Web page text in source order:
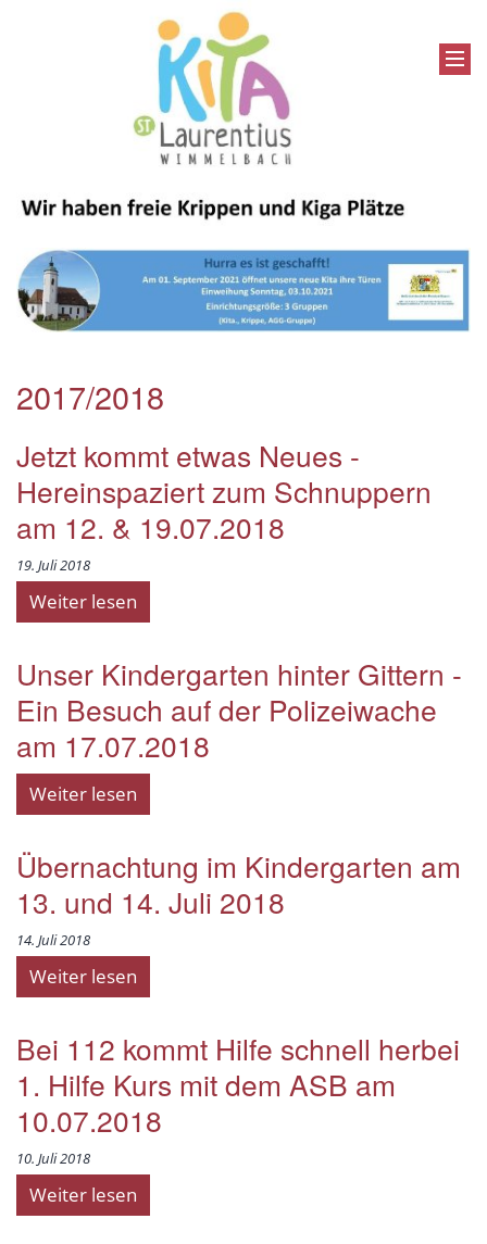
2017/2018
Jetzt kommt etwas Neues -
Hereinspaziert zum Schnuppern
am 12. & 19.07.2018
19. Juli 2018
Weiter lesen
Unser Kindergarten hinter Gittern -
Ein Besuch auf der Polizeiwache
am 17.07.2018
Weiter lesen
Übernachtung im Kindergarten am
13. und 14. Juli 2018
14. Juli 2018
Weiter lesen
Bei 112 kommt Hilfe schnell herbei
1. Hilfe Kurs mit dem ASB am
10.07.2018
10. Juli 2018
Weiter lesen